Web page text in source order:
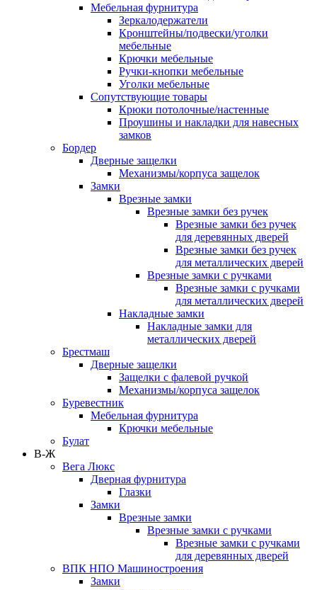
Мебельная фурнитура
Зеркалодержатели
Кронштейны/подвески/уголки
мебельные
Крючки мебельные
Ручки-кнопки мебельные
Уголки мебельные
Сопутствующие товары
Крюки потолочные/настенные
Проушины и накладки для навесных
замков
Бордер
Дверные защелки
Механизмы/корпуса защелок
Замки
Врезные замки
Врезные замки без ручек
Врезные замки без ручек
для деревянных дверей
Врезные замки без ручек
для металлических дверей
Врезные замки с ручками
Врезные замки с ручками
для металлических дверей
Накладные замки
Накладные замки для
металлических дверей
Брестмаш
Дверные защелки
Защелки с фалевой ручкой
Механизмы/корпуса защелок
Буревестник
Мебельная фурнитура
Крючки мебельные
Булат
В-Ж
Вега Люкс
Дверная фурнитура
Глазки
Замки
Врезные замки
Врезные замки с ручками
Врезные замки с ручками
для деревянных дверей
ВПК НПО Машиностроения
Замки